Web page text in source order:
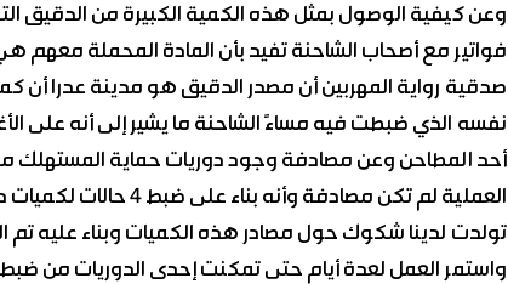
وعن كيفية الوصول بمثل هذه الكمية الكبيرة من الدقيق
فواتير مع أصحاب الشاحنة تفيد بأن المادة المحملة معهم
نفسه الذي ضبطت فيه مساءً الشاحنة ما يشير إلى أنه على
أحد المطاحن وعن مصادفة وجود دوريات حماية المستهلك
العملية لم تكن
تولدت لدينا شكوك حول مصادر هذه الكميات وبناء عليه تم
واستمر العمل لعدة أيام حتى تمكنت إحدى الدوريات من